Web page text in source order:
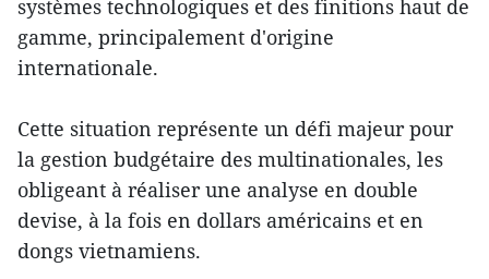
systèmes technologiques et des finitions haut de
gamme, principalement d'origine
internationale.
Cette situation représente un défi majeur pour
la gestion budgétaire des multinationales, les
obligeant à réaliser une analyse en double
devise, à la fois en dollars américains et en
dongs vietnamiens.